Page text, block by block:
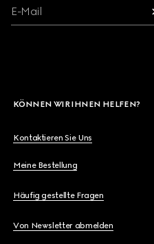
E-Mail
KÖNNEN WIR IHNEN HELFEN?
Kontaktieren Sie Uns
Meine Bestellung
Häufig gestellte Fragen
Von Newsletter abmelden